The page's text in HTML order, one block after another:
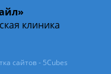
клиника
сайтов - 5Cubes